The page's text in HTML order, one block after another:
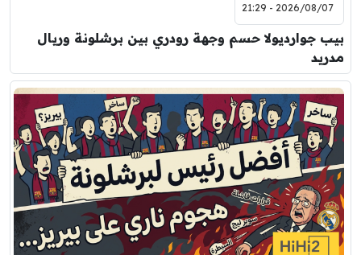
2026/08/07 - 21:29
بيب جوارديولا حسم وجهة رودري بين برشلونة وريال
مدريد